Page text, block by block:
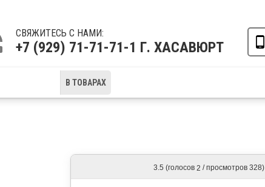
СВЯЖИТЕСЬ С НАМИ:
+7 (929) 71-71-71-1 Г. ХАСАВЮРТ
В ТОВАРАХ
3.5 (голосов 2 / просмотров 328)